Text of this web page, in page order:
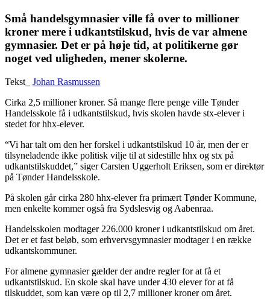
Små handelsgymnasier ville få over to millioner
kroner mere i udkantstilskud, hvis de var almene
gymnasier. Det er på høje tid, at politikerne gør
noget ved uligheden, mener skolerne.
Tekst_ Johan Rasmussen
Cirka 2,5 millioner kroner. Så mange flere penge ville Tønder
Handelsskole få i udkantstilskud, hvis skolen havde stx-elever i
stedet for hhx-elever.
“Vi har talt om den her forskel i udkantstilskud 10 år, men der er
tilsyneladende ikke politisk vilje til at sidestille hhx og stx på
udkantstilskuddet,” siger Carsten Uggerholt Eriksen, som er direktør
på Tønder Handelsskole.
På skolen går cirka 280 hhx-elever fra primært Tønder Kommune,
men enkelte kommer også fra Sydslesvig og Aabenraa.
Handelsskolen modtager 226.000 kroner i udkantstilskud om året.
Det er et fast beløb, som erhvervsgymnasier modtager i en række
udkantskommuner.
For almene gymnasier gælder der andre regler for at få et
udkantstilskud. En skole skal have under 430 elever for at få
tilskuddet, som kan være op til 2,7 millioner kroner om året.